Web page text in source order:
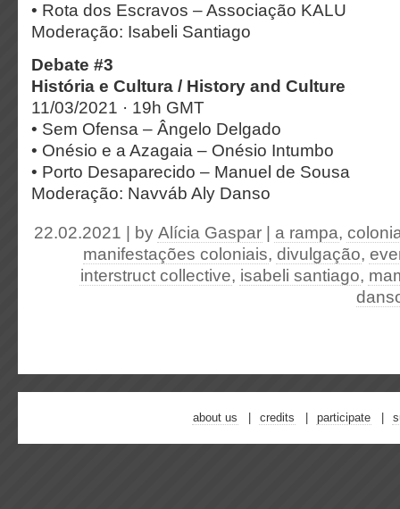
• Rota dos Escravos – Associação KALU
Moderação: Isabeli Santiago
Debate #3
História e Cultura / History and Culture
11/03/2021 · 19h GMT
• Sem Ofensa – Ângelo Delgado
• Onésio e a Azagaia – Onésio Intumbo
• Porto Desaparecido – Manuel de Sousa
Moderação: Navváb Aly Danso
22.02.2021 | by Alícia Gaspar a rampa,
manifestações coloniais, divulgação,
interstruct collective, isabeli santiago,
about us credits participate